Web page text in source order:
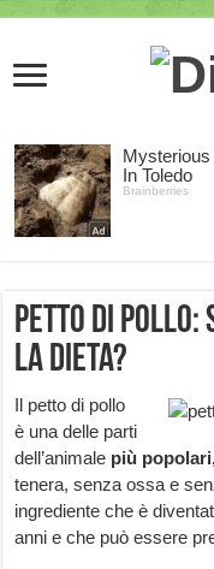
Petto di pollo:
la dieta?
Il petto di pollo
è una delle parti
dell’animale più
tenera, senza ossa e
ingrediente che è
anni e che può essere